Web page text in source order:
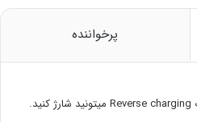
پرخواننده
سلام فقط به صورت Reverse charging میتونید شارژ کنید.